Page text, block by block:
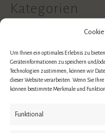
Um Ihnen ein optimales Erlebnis zu
Geräteinformationen zu speichern und/
Technologien zustimmen, können wir
dieser Website verarbeiten. Wenn Sie
können bestimmte Merkmale und
Funktional
Kategorien
Coaching
EMDR
Psychologie